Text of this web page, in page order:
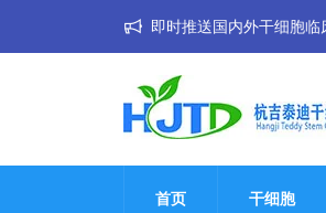
即时推送国内外干细胞
首页 干细胞